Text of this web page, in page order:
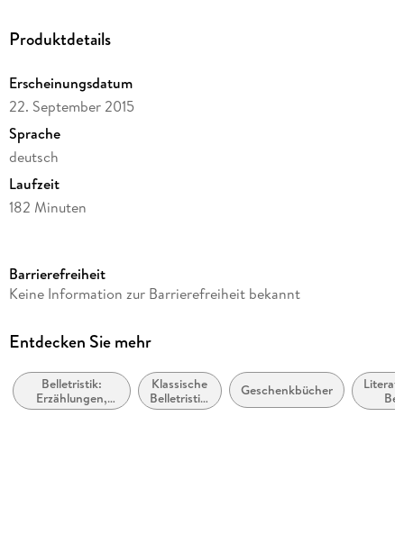
Produktdetails
Erscheinungsdatum
22. September 2015
Sprache
deutsch
Laufzeit
182 Minuten
Autor/Autorin
Sprecher/Sprecherin
Verlag/Hersteller
Der Audio Verlag GmbH
Barrierefreiheit
Keine Information zur Barrierefreiheit bekannt
Entdecken Sie mehr
Belletristik:
Erzählungen,
Kurzgeschichten,
Klassische
Belletristik:
allgemein
Geschenkbücher